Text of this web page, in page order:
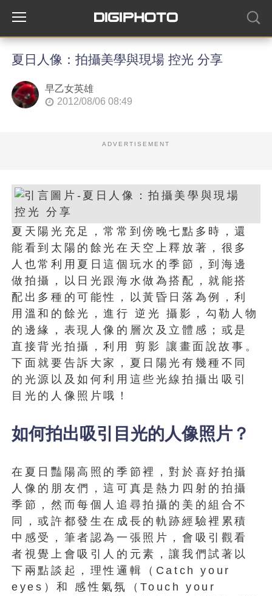
夏日人像：拍攝美學與現場 控光 分享
早乙女英雄
2012/08/06 08:49
ADVERTISEMENT
夏天陽光充足，常常到傍晚七點多時，還
能看到太陽的餘光在天空上釋放著，很多
人也常利用夏日這個玩水的季節，到海邊
做拍攝，以日光跟海水做為搭配，就能搭
配出多種的可能性，以黃昏日落為例，利
用溫和的餘光，進行 逆光 攝影，勾勒人物
的邊緣，表現人像的層次及立體感；或是
直接背光拍攝，利用 剪影 讓畫面說故事。
下面就要告訴大家，夏日陽光有幾種不同
的光源以及如何利用這些光線拍攝出吸引
目光的人像照片哦！
如何拍出吸引目光的人像照片？
在夏日豔陽高照的季節裡，對於喜好拍攝
人像的朋友們，這可真是熱力四射的拍攝
季節，然而每個人追尋拍攝的美的組合不
同，或許都發生在成長的軌跡經驗裡累積
中感受，筆者認為一張照片，會吸引觀看
者視覺上會吸引人的元素，讓我們試著以
下兩點談起，理性邏輯（Catch your
eyes）和 感性氣氛（Touch your